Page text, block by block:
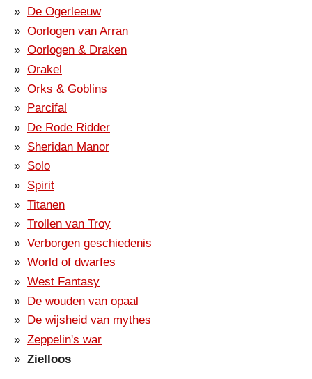
De Ogerleeuw
Oorlogen van Arran
Oorlogen & Draken
Orakel
Orks & Goblins
Parcifal
De Rode Ridder
Sheridan Manor
Solo
Spirit
Titanen
Trollen van Troy
Verborgen geschiedenis
World of dwarfes
West Fantasy
De wouden van opaal
De wijsheid van mythes
Zeppelin's war
Zielloos